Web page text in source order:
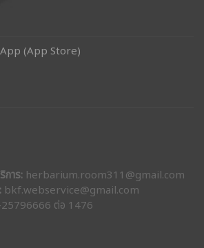
(App Store)
การ: herbarium.room311@gmail.com
bkf.webservice@gmail.com
ต่อ 1476